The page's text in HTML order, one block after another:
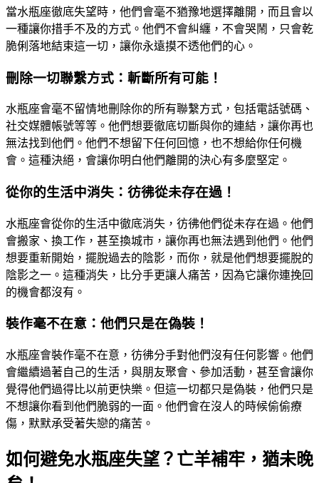
當水瓶座徹底失望時，他們會毫不猶豫地選擇離開，而且會以
一種讓你措手不及的方式。他們不會糾纏，不會哭鬧，只會乾
脆俐落地結束這一切，讓你永遠摸不透他們的心。
刪除一切聯繫方式：斬斷所有可能！
水瓶座會毫不留情地刪除你的所有聯繫方式，包括電話號碼、
社交媒體帳號等等。他們想要徹底切斷與你的連結，讓你再也
無法找到他們。他們不想留下任何回憶，也不想給你任何機
會。這種決絕，會讓你明白他們離開的決心有多麼堅定。
從你的生活中消失：彷彿從未存在過！
水瓶座會從你的生活中徹底消失，彷彿他們從未存在過。他們
會搬家、換工作，甚至換城市，讓你再也無法遇到他們。他們
想要重新開始，擺脫過去的陰影，而你，就是他們想要擺脫的
陰影之一。這種消失，比分手更讓人痛苦，因為它讓你連挽回
的機會都沒有。
裝作毫不在意：他們只是在偽裝！
水瓶座會裝作毫不在意，彷彿分手對他們沒有任何影響。他們
會繼續過著自己的生活，與朋友聚會、參加活動，甚至會讓你
覺得他們過得比以前更快樂。但這一切都只是偽裝，他們只是
不想讓你看到他們脆弱的一面。他們會在沒人的時候偷偷療
傷，默默承受著失戀的痛苦。
如何避免水瓶座失望？亡羊補牢，猶未晚